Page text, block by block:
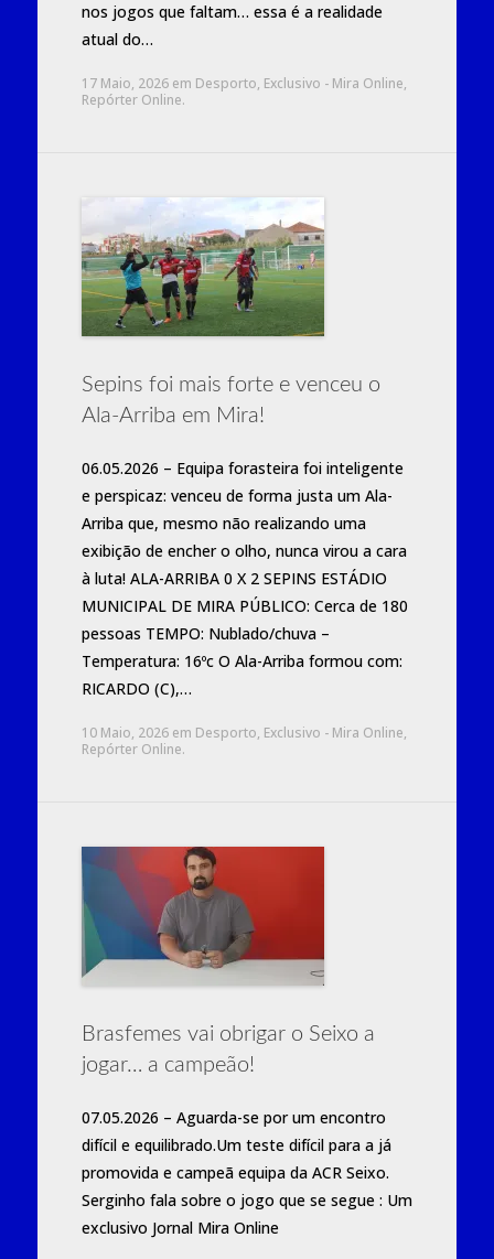
nos jogos que faltam… essa é a realidade
atual do…
17 Maio, 2026em Desporto, Exclusivo - Mira Online,
Repórter Online.
Sepins foi mais forte e venceu o
Ala-Arriba em Mira!
06.05.2026 – Equipa forasteira foi inteligente
e perspicaz: venceu de forma justa um Ala-
Arriba que, mesmo não realizando uma
exibição de encher o olho, nunca virou a cara
à luta! ALA-ARRIBA 0 X 2 SEPINS ESTÁDIO
MUNICIPAL DE MIRA PÚBLICO: Cerca de 180
pessoas TEMPO: Nublado/chuva –
Temperatura: 16ºc O Ala-Arriba formou com:
RICARDO (C),…
10 Maio, 2026em Desporto, Exclusivo - Mira Online,
Repórter Online.
Brasfemes vai obrigar o Seixo a
jogar… a campeão!
07.05.2026 – Aguarda-se por um encontro
difícil e equilibrado.Um teste difícil para a já
promovida e campeã equipa da ACR Seixo.
Serginho fala sobre o jogo que se segue : Um
exclusivo Jornal Mira Online